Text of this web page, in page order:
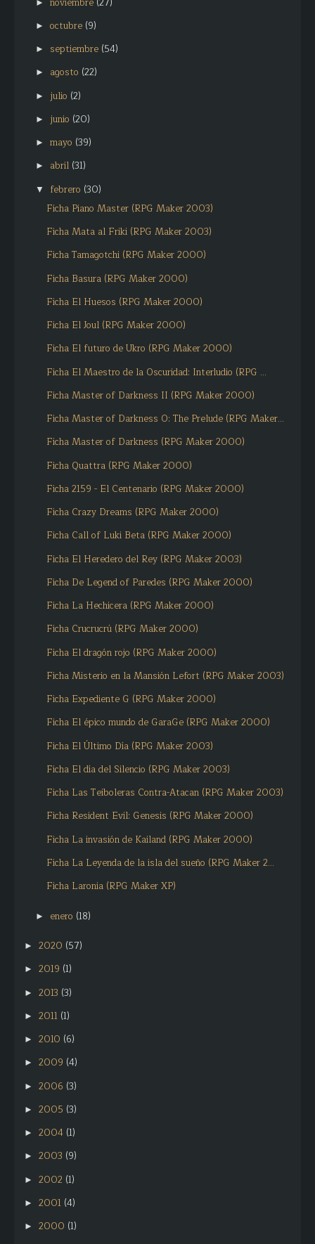
►
► octubre (9)
► septiembre (54)
► agosto (22)
► julio (2)
► junio (20)
► mayo (39)
► abril (31)
▼ febrero (30)
Ficha Piano Master (RPG Maker 2003)
Ficha Mata al Friki (RPG Maker 2003)
Ficha Tamagotchi (RPG Maker 2000)
Ficha Basura (RPG Maker 2000)
Ficha El Huesos (RPG Maker 2000)
Ficha El Joul (RPG Maker 2000)
Ficha El futuro de Ukro (RPG Maker 2000)
Ficha El Maestro de la Oscuridad: Interludio (RPG ...
Ficha Master of Darkness II (RPG Maker 2000)
Ficha Master of Darkness 0: The Prelude (RPG Maker...
Ficha Master of Darkness (RPG Maker 2000)
Ficha Quattra (RPG Maker 2000)
Ficha 2159 - El Centenario (RPG Maker 2000)
Ficha Crazy Dreams (RPG Maker 2000)
Ficha Call of Luki Beta (RPG Maker 2000)
Ficha El Heredero del Rey (RPG Maker 2003)
Ficha De Legend of Paredes (RPG Maker 2000)
Ficha La Hechicera (RPG Maker 2000)
Ficha Crucrucrú (RPG Maker 2000)
Ficha El dragón rojo (RPG Maker 2000)
Ficha Misterio en la Mansión Lefort (RPG Maker 2003)
Ficha Expediente G (RPG Maker 2000)
Ficha El épico mundo de GaraGe (RPG Maker 2000)
Ficha El Último Día (RPG Maker 2003)
Ficha El día del Silencio (RPG Maker 2003)
Ficha Las Teiboleras Contra-Atacan (RPG Maker 2003)
Ficha Resident Evil: Genesis (RPG Maker 2000)
Ficha La invasión de Kailand (RPG Maker 2000)
Ficha La Leyenda de la isla del sueño (RPG Maker 2...
Ficha Laronia (RPG Maker XP)
► enero (18)
► 2020 (57)
► 2019 (1)
► 2013 (3)
► 2011 (1)
► 2010 (6)
► 2009 (4)
► 2006 (3)
► 2005 (3)
► 2004 (1)
► 2003 (9)
► 2002 (1)
► 2001 (4)
► 2000 (1)